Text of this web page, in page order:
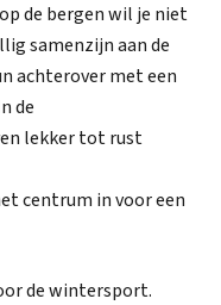
de bergen wil je niet
samenzijn aan de
achterover met een
de
lekker tot rust
centrum in voor een
de wintersport.